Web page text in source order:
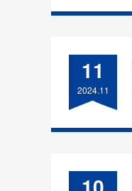
11
2024.11